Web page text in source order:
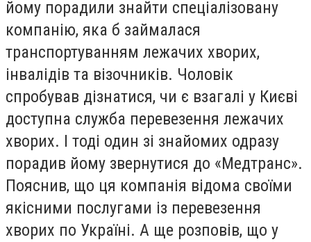
йому порадили знайти спеціалізовану
компанію, яка б займалася
транспортуванням лежачих хворих,
інвалідів та візочників. Чоловік
спробував дізнатися, чи є взагалі у Києві
доступна служба перевезення лежачих
хворих. І тоді один зі знайомих одразу
порадив йому звернутися до «Медтранс».
Пояснив, що ця компанія відома своїми
якісними послугами із перевезення
хворих по Україні. А ще розповів, що у